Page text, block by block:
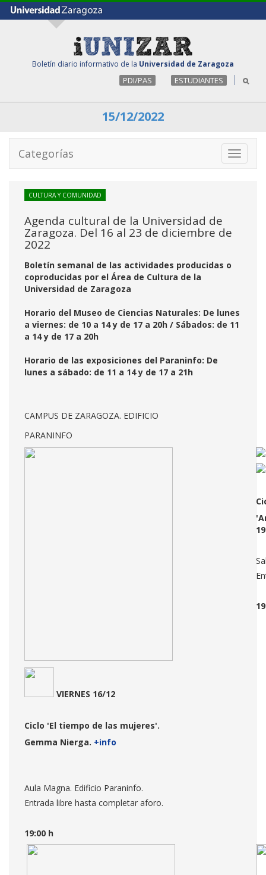
Boletín diario informativo de la Universidad de Zaragoza
PDI/PAS ESTUDIANTES
15/12/2022
Toggle
Categorías
CULTURA Y COMUNIDAD
Agenda cultural de la Universidad de
Zaragoza. Del 16 al 23 de diciembre de
2022
Boletín semanal de las actividades producidas o
coproducidas por el Área de Cultura de la
Universidad de Zaragoza
Horario del Museo de Ciencias Naturales: De lunes
a viernes: de 10 a 14 y de 17 a 20h / Sábados: de 11
a 14 y de 17 a 20h
Horario de las exposiciones del Paraninfo: De
lunes a sábado: de 11 a 14 y de 17 a 21h
CAMPUS DE ZARAGOZA. EDIFICIO
PARANINFO
VIERNES 16/12
Ciclo 'El tiempo de las mujeres'.
Gemma Nierga. +info
Aula Magna. Edificio Paraninfo.
Entrada libre hasta completar aforo.
19:00 h